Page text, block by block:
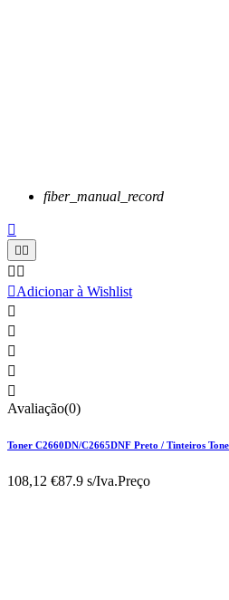
fiber_manual_record

 
 
Adicionar à Wishlist





Avaliação(0)
Toner C2660DN/C2665DNF Preto / Tinteiros
108,12 €87.9 s/Iva.Preço